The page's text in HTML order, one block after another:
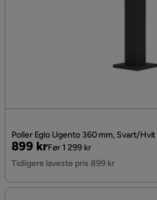
Poller Eglo Ugento 360 mm, Svart/Hvit
Pris
899 kr
Original
Pris
Før 1 299 kr
Tidligere laveste pris 899 kr